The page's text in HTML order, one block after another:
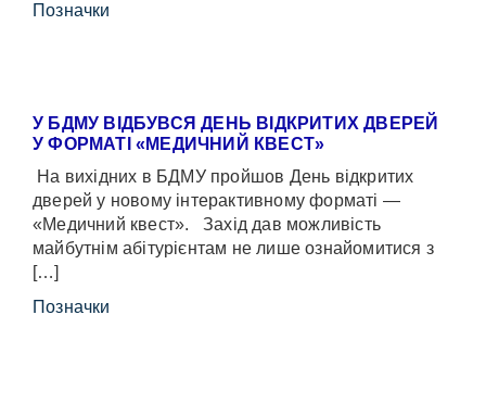
Позначки
У БДМУ ВІДБУВСЯ ДЕНЬ ВІДКРИТИХ ДВЕРЕЙ
У ФОРМАТІ «МЕДИЧНИЙ КВЕСТ»
На вихідних в БДМУ пройшов День відкритих
дверей у новому інтерактивному форматі —
«Медичний квест». Захід дав можливість
майбутнім абітурієнтам не лише ознайомитися з
[…]
Позначки